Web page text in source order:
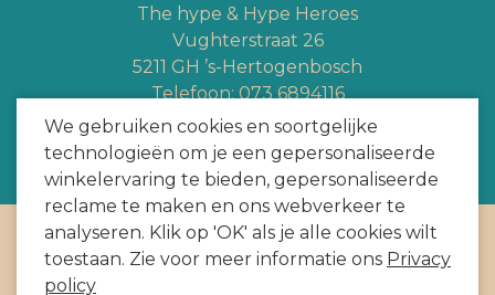
We gebruiken cookies en soortgelijke
technologieën om je een gepersonaliseerde
winkelervaring te bieden, gepersonaliseerde
reclame te maken en ons webverkeer te
analyseren. Klik op 'OK' als je alle cookies wilt
toestaan. Zie voor meer informatie ons Privacy
policy
The hype & Hype Heroes
Vughterstraat 26
5211 GH ’s-Hertogenbosch
Telefoon:073 6894116
Whatsapp:+3165363328
info@hypeheroes.com
Copyright2026door HYPE HEROES. Alle rechten voorbehouden